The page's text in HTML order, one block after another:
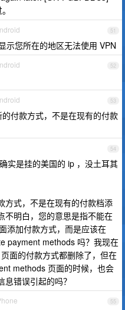
51
示您所在的地区无法使用 VPN
52
53
付款方式，不是在现有的付款
54
实是挂的美国的 ip ，没土耳其
方式，不是在现有的付款档添
不明白，您的意思是指不能在
添加付款方式，而是应该在
payment methods 吗？我现在
面的付款方式都删除了，但在
methods 页面的时候，也会
错误引起的吗？
55